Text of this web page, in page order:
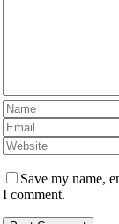
Save my name,
I comment.